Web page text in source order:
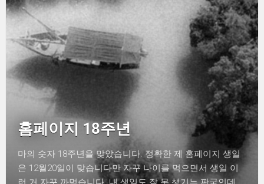
홈페이지 18주년
마의 숫자 18주년을 맞았습니다. 정확한 제 홈페이지 생일
은 12월20일이 맞습니다만 자꾸 나이를 먹으면서 생일 이